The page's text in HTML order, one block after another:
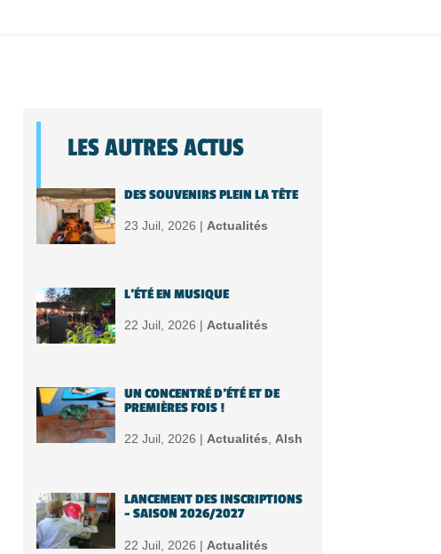
LES AUTRES ACTUS
DES SOUVENIRS PLEIN LA TÊTE
23 Juil, 2026 | Actualités
L’ÉTÉ EN MUSIQUE
22 Juil, 2026 | Actualités
UN CONCENTRÉ D’ÉTÉ ET DE
PREMIÈRES FOIS !
22 Juil, 2026 | Actualités, Alsh
LANCEMENT DES INSCRIPTIONS
– SAISON 2026/2027
22 Juil, 2026 | Actualités